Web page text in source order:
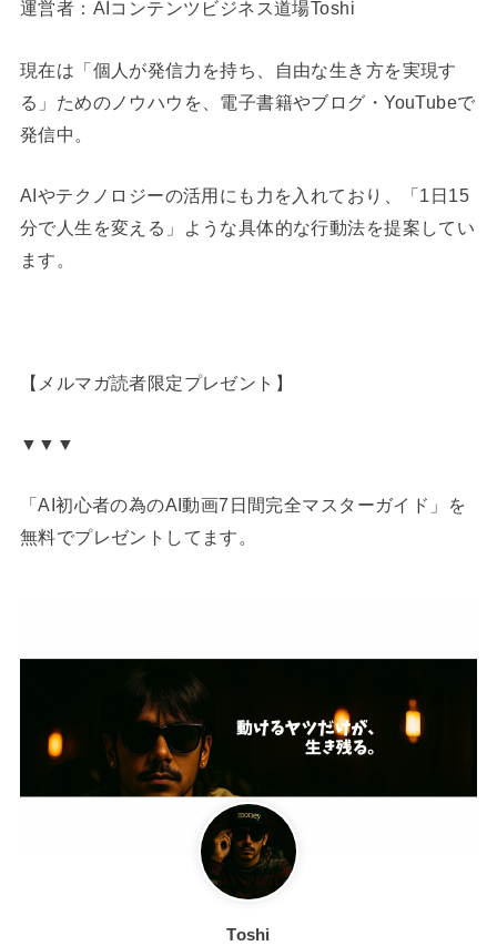
運営者：AIコンテンツビジネス道場Toshi
現在は「個人が発信力を持ち、自由な生き方を実現す
る」ためのノウハウを、電子書籍やブログ・YouTubeで
発信中。
AIやテクノロジーの活用にも力を入れており、「1日15
分で人生を変える」ような具体的な行動法を提案してい
ます。
【メルマガ読者限定プレゼント】
▼▼▼
「AI初心者の為のAI動画7日間完全マスターガイド」を
無料でプレゼントしてます。
Toshi